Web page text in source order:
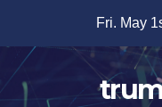
content
Fri. May